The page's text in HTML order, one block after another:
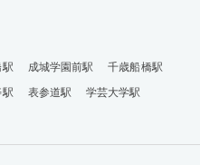
成城学園前駅
千歳船橋駅
表参道駅
学芸大学駅